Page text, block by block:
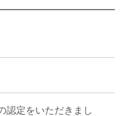
認定をいただきまし